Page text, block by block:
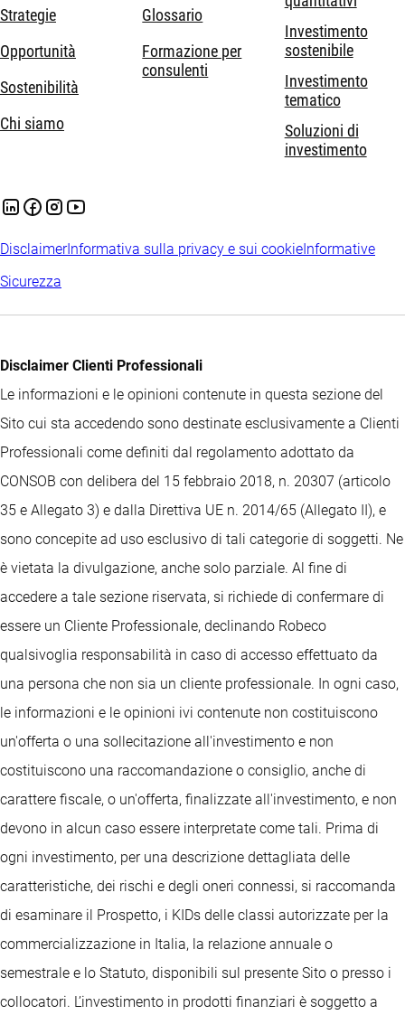
Strategie
Opportunità
Sostenibilità
Chi siamo
Glossario
Formazione per
consulenti
Investimento
sostenibile
Investimento
tematico
Soluzioni di
investimento
DisclaimerInformativa sulla privacy e sui cookie Informative
Sicurezza
Disclaimer Clienti Professionali
Le informazioni e le opinioni contenute in questa sezione del
Sito cui sta accedendo sono destinate esclusivamente a Clienti
Professionali come definiti dal regolamento adottato da
CONSOB con delibera del 15 febbraio 2018, n. 20307 (articolo
35 e Allegato 3) e dalla Direttiva UE n. 2014/65 (Allegato II), e
sono concepite ad uso esclusivo di tali categorie di soggetti. Ne
è vietata la divulgazione, anche solo parziale. Al fine di
accedere a tale sezione riservata, si richiede di confermare di
essere un Cliente Professionale, declinando Robeco
qualsivoglia responsabilità in caso di accesso effettuato da
una persona che non sia un cliente professionale. In ogni caso,
le informazioni e le opinioni ivi contenute non costituiscono
un'offerta o una sollecitazione all'investimento e non
costituiscono una raccomandazione o consiglio, anche di
carattere fiscale, o un'offerta, finalizzate all'investimento, e non
devono in alcun caso essere interpretate come tali. Prima di
ogni investimento, per una descrizione dettagliata delle
caratteristiche, dei rischi e degli oneri connessi, si raccomanda
di esaminare il Prospetto, i KIDs delle classi autorizzate per la
commercializzazione in Italia, la relazione annuale o
semestrale e lo Statuto, disponibili sul presente Sito o presso i
collocatori. L’investimento in prodotti finanziari è soggetto a